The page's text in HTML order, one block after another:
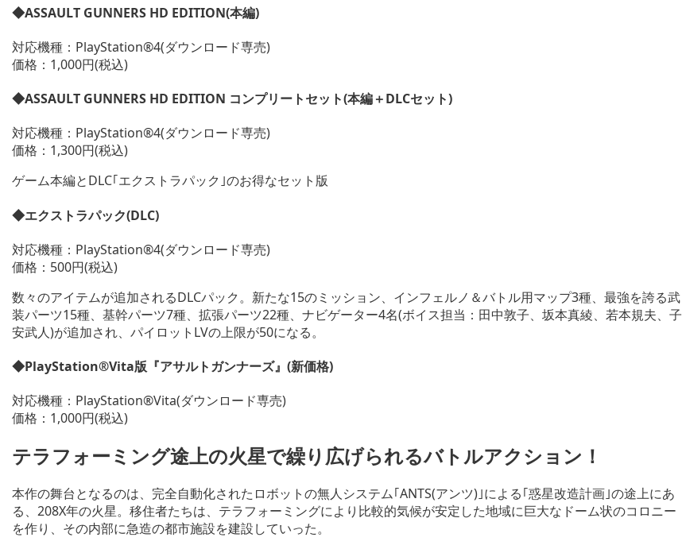
◆ASSAULT GUNNERS HD EDITION(本編)
対応機種：PlayStation®4(ダウンロード専売)
価格：1,000円(税込)
◆ASSAULT GUNNERS HD EDITION コンプリートセット(本編＋DLCセット)
対応機種：PlayStation®4(ダウンロード専売)
価格：1,300円(税込)
ゲーム本編とDLC｢エクストラパック｣のお得なセット版
◆エクストラパック(DLC)
対応機種：PlayStation®4(ダウンロード専売)
価格：500円(税込)
数々のアイテムが追加されるDLCパック。新たな15のミッション、インフェルノ＆バトル用マップ3種、最強を誇る武
装パーツ15種、基幹パーツ7種、拡張パーツ22種、ナビゲーター4名(ボイス担当：田中敦子、坂本真綾、若本規夫、子
安武人)が追加され、パイロットLVの上限が50になる。
◆PlayStation®Vita版『アサルトガンナーズ』(新価格)
対応機種：PlayStation®Vita(ダウンロード専売)
価格：1,000円(税込)
テラフォーミング途上の火星で繰り広げられるバトルアクション！
本作の舞台となるのは、完全自動化されたロボットの無人システム｢ANTS(アンツ)｣による｢惑星改造計画｣の途上にあ
る、208X年の火星。移住者たちは、テラフォーミングにより比較的気候が安定した地域に巨大なドーム状のコロニー
を作り、その内部に急造の都市施設を建設していった。